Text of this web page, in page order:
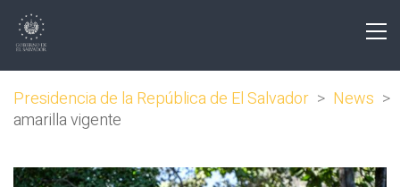
Presidencia de la República de El Salvador > News >
amarilla vigente